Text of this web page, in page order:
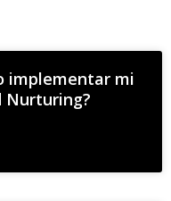
implementar mi
Nurturing?